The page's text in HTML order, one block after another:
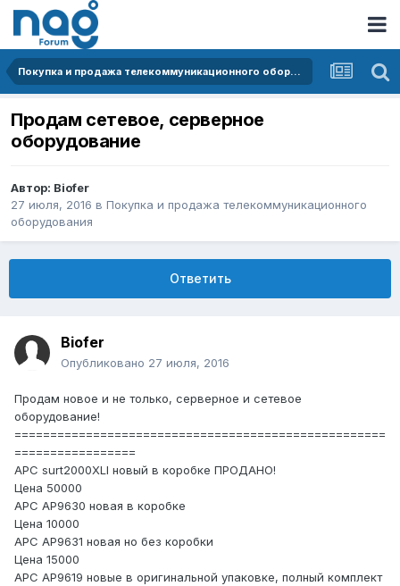
Покупка и продажа телекоммуникационного оборудования
Продам сетевое, серверное
оборудование
Автор: Biofer
27 июля, 2016 в Покупка и продажа телекоммуникационного
оборудования
Ответить
Biofer
Опубликовано 27 июля, 2016
Продам новое и не только, серверное и сетевое
оборудование!
====================================================
=================
APC surt2000XLI новый в коробке ПРОДАНО!
Цена 50000
APC AP9630 новая в коробке
Цена 10000
APC AP9631 новая но без коробки
Цена 15000
APC AP9619 новые в оригинальной упаковке, полный комплект